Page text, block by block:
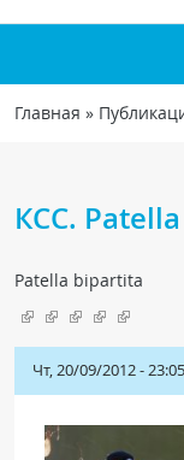
НОВОЕ НА
Форум
Наш
Чат
Вы здесь
Главная »
КСС.
Patella bipartita
Чт, 20/09/2012 - 23:05